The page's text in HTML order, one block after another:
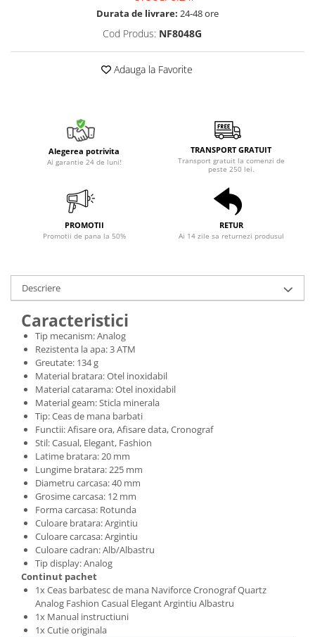
Durata de livrare: 24-48 ore
Cod Produs: NF8048G
Adauga la Favorite
Alegerea potrivita
Ai garantie 24 de luni!
TRANSPORT GRATUIT
Transport gratuit la comenzi de
peste 250 lei.
PROMOTII
Promotii de pana la 50%
RETUR
Ai 14 zile sa returnezi produsul
Descriere
Caracteristici
Tip mecanism: Analog
Rezistenta la apa: 3 ATM
Greutate: 134 g
Material bratara: Otel inoxidabil
Material catarama: Otel inoxidabil
Material geam: Sticla minerala
Tip: Ceas de mana barbati
Functii: Afisare ora, Afisare data, Cronograf
Stil: Casual, Elegant, Fashion
Latime bratara: 20 mm
Lungime bratara: 225 mm
Diametru carcasa: 40 mm
Grosime carcasa: 12 mm
Forma carcasa: Rotunda
Culoare bratara: Argintiu
Culoare carcasa: Argintiu
Culoare cadran: Alb/Albastru
Tip display: Analog
Continut pachet
1x Ceas barbatesc de mana Naviforce Cronograf Quartz
Analog Fashion Casual Elegant Argintiu Albastru
1x Manual instructiuni
1x Cutie originala